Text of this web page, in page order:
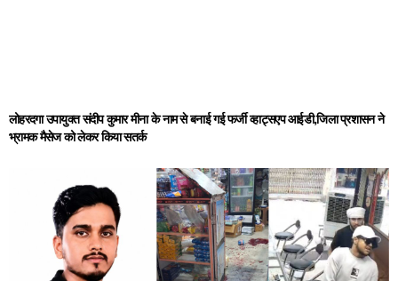
लोहरदगा उपायुक्त संदीप कुमार मीना के नाम से बनाई गई फर्जी व्हाट्सएप आईडी,जिला प्रशासन ने
भ्रामक मैसेज को लेकर किया सतर्क